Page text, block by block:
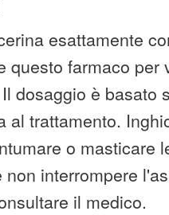
esattamente
questo farmaco per
dosaggio è basato
al trattamento.
o masticare
non interrompere
il medico.